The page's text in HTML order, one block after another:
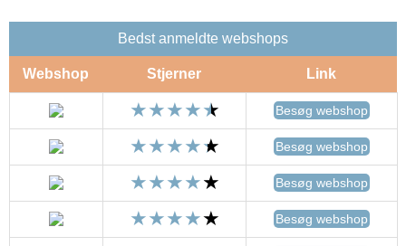
Bedst anmeldte webshops
Webshop Stjerner Link
Besøg webshop
Besøg webshop
Besøg webshop
Besøg webshop